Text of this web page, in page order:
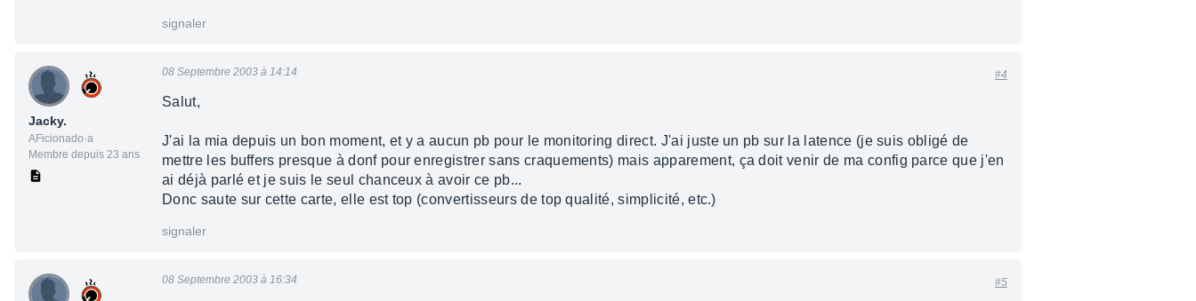
signaler
Jacky.
AFicionado·a
Membre depuis 23 ans
08 Septembre 2003 à 14:14 #4
Salut,
J'ai la mia depuis un bon moment, et y a aucun pb pour le monitoring direct. J'ai juste un pb sur la latence (je suis obligé de
mettre les buffers presque à donf pour enregistrer sans craquements) mais apparement, ça doit venir de ma config parce que j'en
ai déjà parlé et je suis le seul chanceux à avoir ce pb...
Donc saute sur cette carte, elle est top (convertisseurs de top qualité, simplicité, etc.)
signaler
08 Septembre 2003 à 16:34 #5